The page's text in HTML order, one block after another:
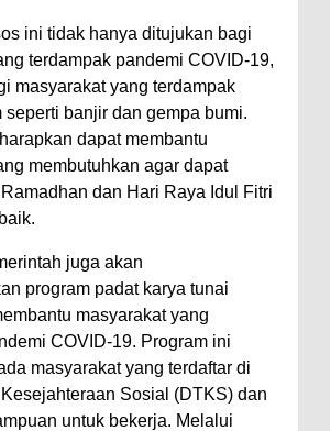
ini tidak hanya ditujukan bagi
terdampak pandemi COVID-19,
masyarakat yang terdampak
seperti banjir dan gempa bumi.
dapat membantu
membutuhkan agar dapat
dan Hari Raya Idul Fitri
juga akan
program padat karya tunai
masyarakat yang
COVID-19. Program ini
masyarakat yang terdaftar di
Sosial (DTKS) dan
untuk bekerja. Melalui